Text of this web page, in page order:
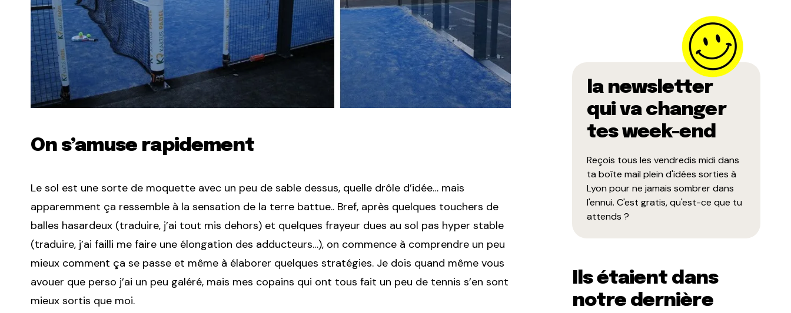
On s’amuse rapidement
Le sol est une sorte de moquette avec un peu de sable dessus, quelle drôle d’idée… mais
apparemment ça ressemble à la sensation de la terre battue.. Bref, après quelques touchers de
balles hasardeux (traduire, j’ai tout mis dehors) et quelques frayeur dues au sol pas hyper stable
(traduire, j’ai failli me faire une élongation des adducteurs…), on commence à comprendre un peu
mieux comment ça se passe et même à élaborer quelques stratégies. Je dois quand même vous
avouer que perso j’ai un peu galéré, mais mes copains qui ont tous fait un peu de tennis s’en sont
mieux sortis que moi.
la newsletter
qui va changer
tes week-end
Reçois tous les vendredis midi dans
ta boîte mail plein d'idées sorties à
Lyon pour ne jamais sombrer dans
l'ennui. C'est gratis, qu'est-ce que tu
attends ?
Ils étaient dans
notre dernière